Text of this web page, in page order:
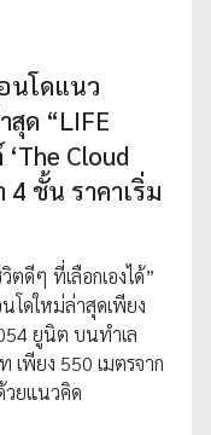
นโดแนว
ด “LIFE
Cloud
4 ชั้น ราคาเริ่ม
ดีๆ ที่เลือกเองได้”
โดใหม่ล่าสุดเพียง
ยูนิต บนทำเล
พียง 550 เมตรจาก
วยแนวคิด